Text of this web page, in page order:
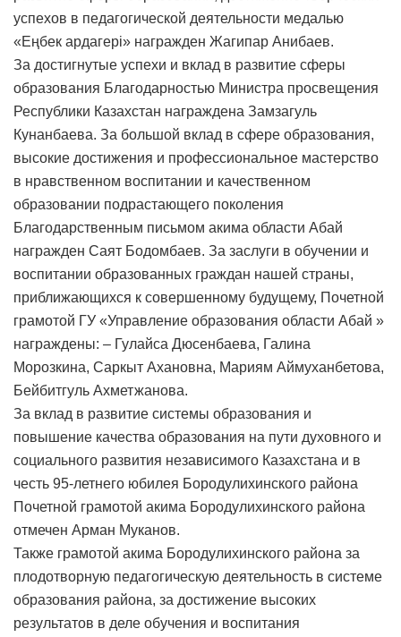
успехов в педагогической деятельности медалью
«Еңбек ардагері» награжден Жагипар Анибаев.
За достигнутые успехи и вклад в развитие сферы
образования Благодарностью Министра просвещения
Республики Казахстан награждена Замзагуль
Кунанбаева. За большой вклад в сфере образования,
высокие достижения и профессиональное мастерство
в нравственном воспитании и качественном
образовании подрастающего поколения
Благодарственным письмом акима области Абай
награжден Саят Бодомбаев. За заслуги в обучении и
воспитании образованных граждан нашей страны,
приближающихся к совершенному будущему, Почетной
грамотой ГУ «Управление образования области Абай »
награждены: – Гулайса Дюсенбаева, Галина
Морозкина, Саркыт Ахановна, Мариям Аймуханбетова,
Бейбитгуль Ахметжанова.
За вклад в развитие системы образования и
повышение качества образования на пути духовного и
социального развития независимого Казахстана и в
честь 95-летнего юбилея Бородулихинского района
Почетной грамотой акима Бородулихинского района
отмечен Арман Муканов.
Также грамотой акима Бородулихинского района за
плодотворную педагогическую деятельность в системе
образования района, за достижение высоких
результатов в деле обучения и воспитания